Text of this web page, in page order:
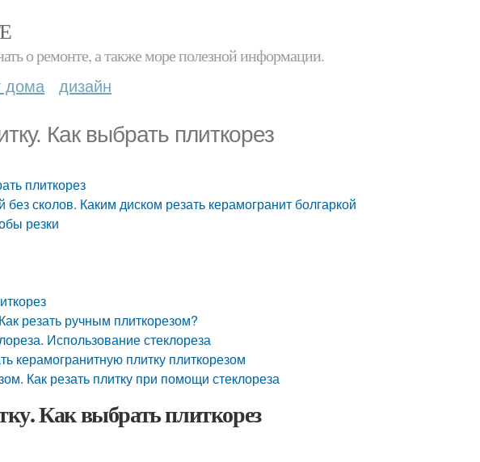
о ремонте, а также море полезной информации.
дома дизайн
Как выбрать плиткорез
плиткорез
без сколов. Каким диском резать керамогранит болгаркой
резки
резать ручным плиткорезом?
Использование стеклореза
керамогранитную плитку плиткорезом
Как резать плитку при помощи стеклореза
Как выбрать плиткорез